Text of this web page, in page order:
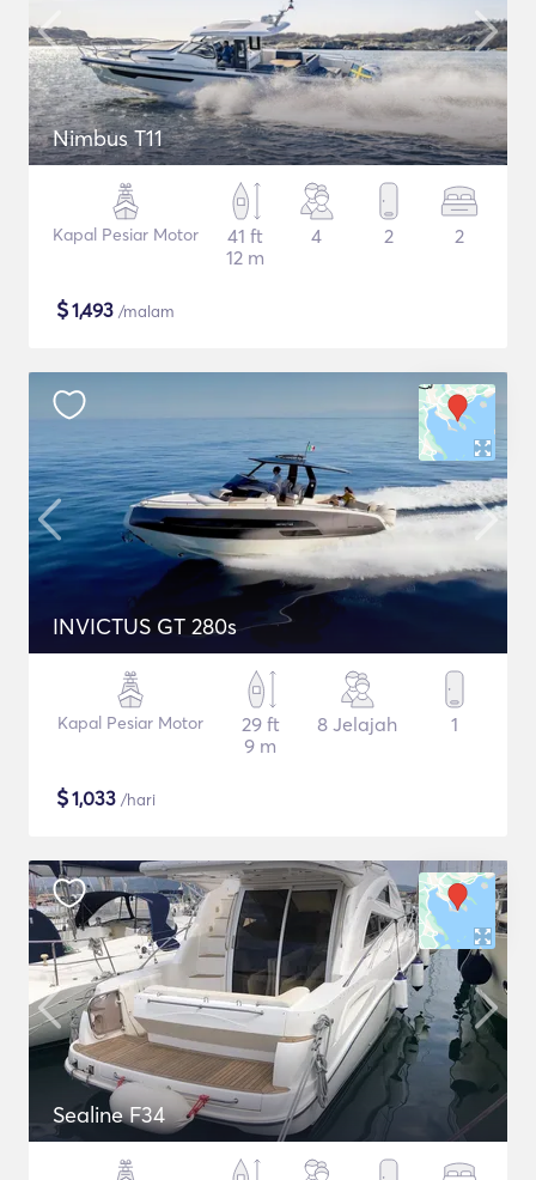
Nimbus T11
Kapal Pesiar Motor
41 ft
12 m
4 2 2
$1,493 /malam
INVICTUS GT 280s
Kapal Pesiar Motor
29 ft
9 m
8 Jelajah 1
$1,033 /hari
Sealine F34